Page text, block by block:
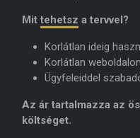
Mit tehetsz a tervvel?
Korlátlan ideig
Korlátlan
Ügyfeleiddel
Az ár tartalmazza az
költséget.